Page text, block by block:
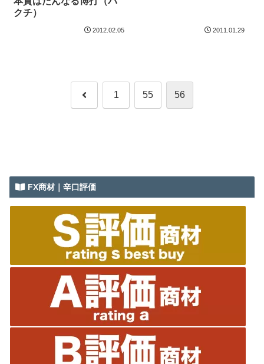
クチ）
2012.02.05 2011.01.29
前 1 55 56
FX商材｜辛口評価